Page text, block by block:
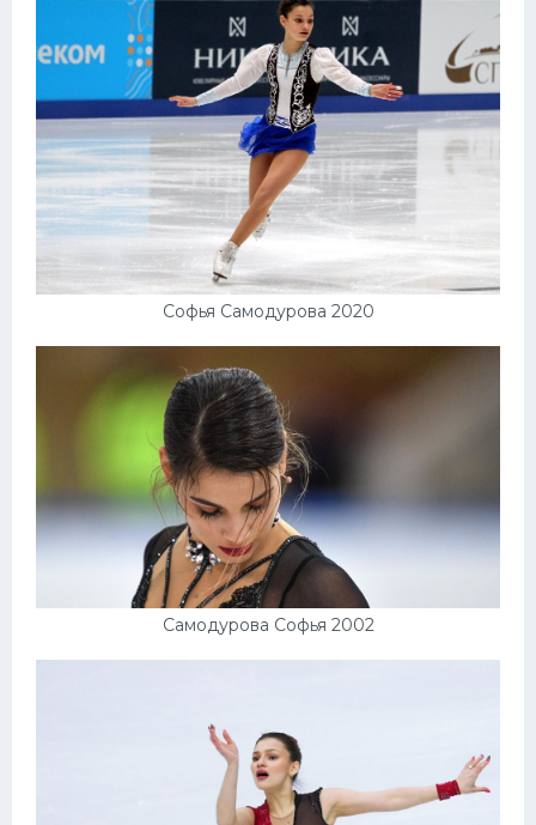
Софья Самодурова 2020
Самодурова Софья 2002